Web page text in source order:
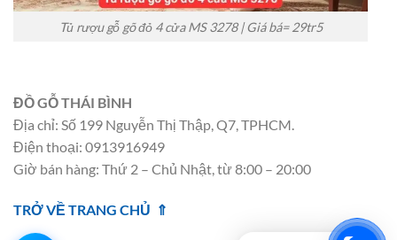
Tủ rượu gỗ gõ đỏ 4 cửa MS 3278 | Giá bá= 29tr5
ĐỒ GỖ THÁI BÌNH
Địa chỉ: Số 199 Nguyễn Thị Thập, Q7, TPHCM.
Điện thoại: 0913916949
Giờ bán hàng: Thứ 2 – Chủ Nhật, từ 8:00 – 20:00
TRỞ VỀ TRANG CHỦ ⇑